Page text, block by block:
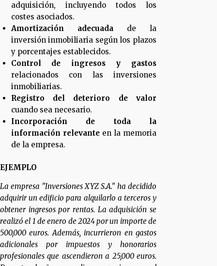
adquisición, incluyendo todos los
costes asociados.
Amortización adecuadade la
inversión inmobiliaria según los plazos
y porcentajes establecidos.
Control de ingresos y gastos
relacionados con las inversiones
inmobiliarias.
Registro del deterioro de valor
cuando sea necesario.
Incorporación de toda la
información relevanteen la memoria
de la empresa.
EJEMPLO
La empresa "Inversiones XYZ S.A." ha decidido
adquirir un edificio para alquilarlo a terceros y
obtener ingresos por rentas. La adquisición se
realizó el 1 de enero de 2024 por un importe de
500,000 euros. Además, incurrieron en gastos
adicionales por impuestos y honorarios
profesionales que ascendieron a 25,000 euros.